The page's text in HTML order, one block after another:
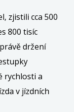
zjistili cca 500
800 tisíc
držení
rychlosti a
v jízdních